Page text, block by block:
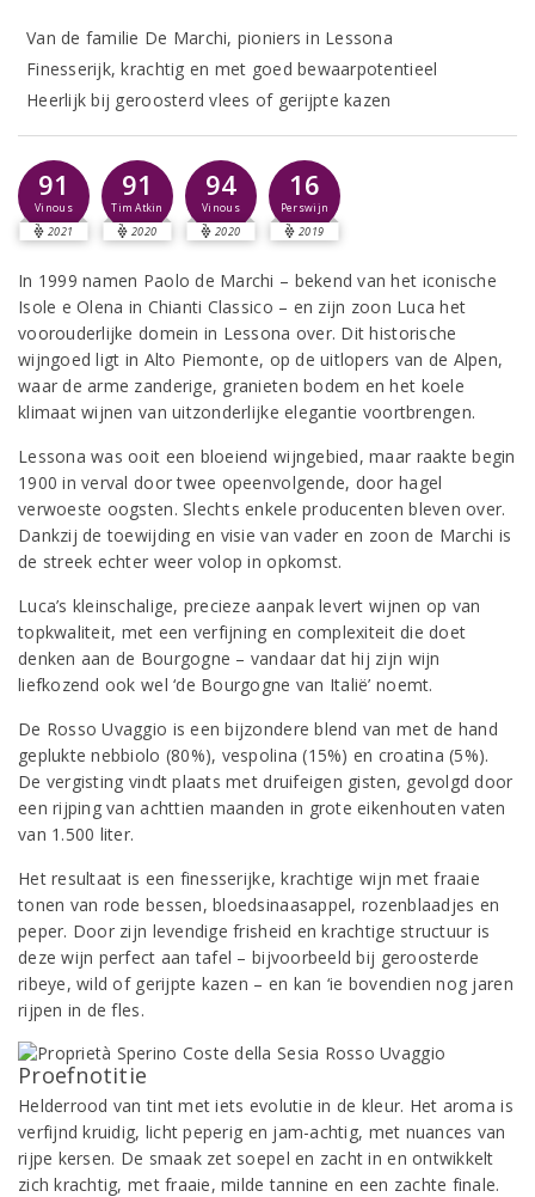
Van de familie De Marchi, pioniers in Lessona
Finesserijk, krachtig en met goed bewaarpotentieel
Heerlijk bij geroosterd vlees of gerijpte kazen
91
Vinous
2021
91
Tim Atkin
2020
94
Vinous
2020
16
Perswijn
2019
In 1999 namen Paolo de Marchi – bekend van het iconische
Isole e Olena in Chianti Classico – en zijn zoon Luca het
voorouderlijke domein in Lessona over. Dit historische
wijngoed ligt in Alto Piemonte, op de uitlopers van de Alpen,
waar de arme zanderige, granieten bodem en het koele
klimaat wijnen van uitzonderlijke elegantie voortbrengen.
Lessona was ooit een bloeiend wijngebied, maar raakte begin
1900 in verval door twee opeenvolgende, door hagel
verwoeste oogsten. Slechts enkele producenten bleven over.
Dankzij de toewijding en visie van vader en zoon de Marchi is
de streek echter weer volop in opkomst.
Luca’s kleinschalige, precieze aanpak levert wijnen op van
topkwaliteit, met een verfijning en complexiteit die doet
denken aan de Bourgogne – vandaar dat hij zijn wijn
liefkozend ook wel ‘de Bourgogne van Italië’ noemt.
De Rosso Uvaggio is een bijzondere blend van met de hand
geplukte nebbiolo (80%), vespolina (15%) en croatina (5%).
De vergisting vindt plaats met druifeigen gisten, gevolgd door
een rijping van achttien maanden in grote eikenhouten vaten
van 1.500 liter.
Het resultaat is een finesserijke, krachtige wijn met fraaie
tonen van rode bessen, bloedsinaasappel, rozenblaadjes en
peper. Door zijn levendige frisheid en krachtige structuur is
deze wijn perfect aan tafel – bijvoorbeeld bij geroosterde
ribeye, wild of gerijpte kazen – en kan ‘ie bovendien nog jaren
rijpen in de fles.
Proefnotitie
Helderrood van tint met iets evolutie in de kleur. Het aroma is
verfijnd kruidig, licht peperig en jam-achtig, met nuances van
rijpe kersen. De smaak zet soepel en zacht in en ontwikkelt
zich krachtig, met fraaie, milde tannine en een zachte finale.